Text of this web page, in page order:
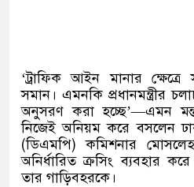
‘ট্রাফিক আইন মানার ক্ষেত্রে
সমান। এমনকি প্রধানমন্ত্রীর
অনুসরণ করা হচ্ছে’—এমন
নিজেই অনিয়ম করে বসলেন
(ডিএমপি) কমিশনার
অনির্ধারিত ক্রসিং ব্যবহার
তার গাড়িবহরকে।